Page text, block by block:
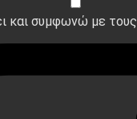
και συμφωνώ με τους